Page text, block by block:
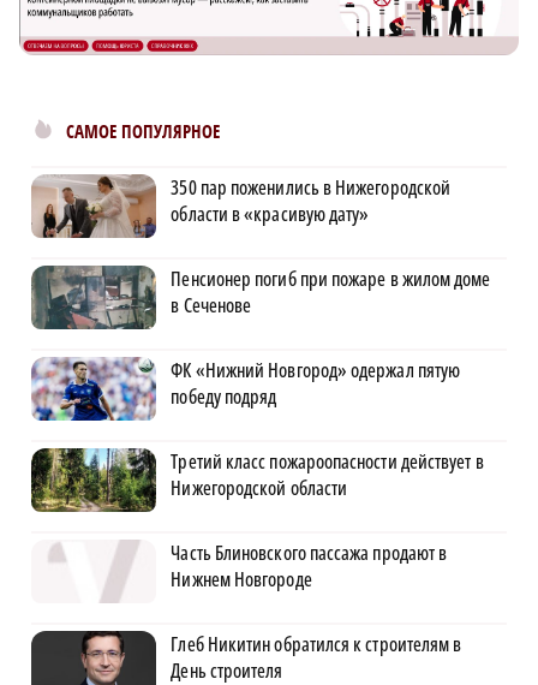
САМОЕ ПОПУЛЯРНОЕ
350 пар поженились в Нижегородской
области в «красивую дату»
Пенсионер погиб при пожаре в жилом доме
в Сеченове
ФК «Нижний Новгород» одержал пятую
победу подряд
Третий класс пожароопасности действует в
Нижегородской области
Часть Блиновского пассажа продают в
Нижнем Новгороде
Глеб Никитин обратился к строителям в
День строителя